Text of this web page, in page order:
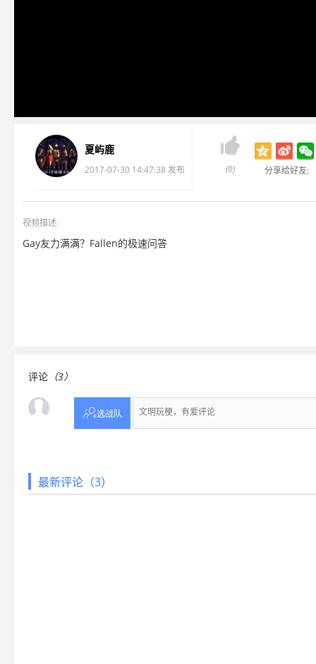
夏屿鹿
2017-07-30 14:47:38 发布

(0) 分享给好友:
视频描述:
Gay友力满满？Fallen的极速问答
评论 （3）
选战队
最新评论（3）